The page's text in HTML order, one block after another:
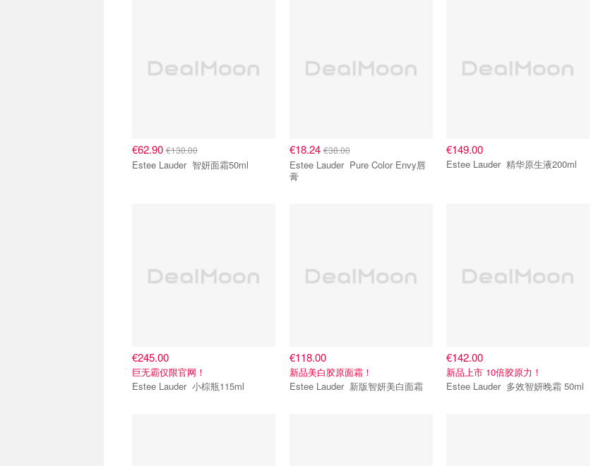
€62.90 €130.00
Estee Lauder 智妍面霜50ml
€18.24€38.00
Estee Lauder Pure Color Envy唇
膏
€149.00
Estee Lauder 精华原生液200ml
€245.00
巨无霸仅限官网！
Estee Lauder 小棕瓶115ml
€118.00
新品美白胶原面霜！
Estee Lauder 新版智妍美白面霜
€142.00
新品上市 10倍胶原力！
Estee Lauder 多效智妍晚霜 50ml